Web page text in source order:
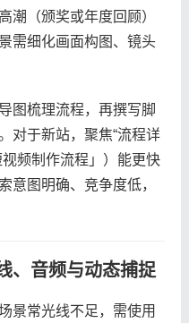
潮（颁奖或年度回顾）
需细化画面构图、镜头
图梳理流程，再撰写脚
对于新站，聚焦“流程详
频制作流程」）能更快
意图明确、竞争度低，
、音频与动态捕捉
常光线不足，需使用